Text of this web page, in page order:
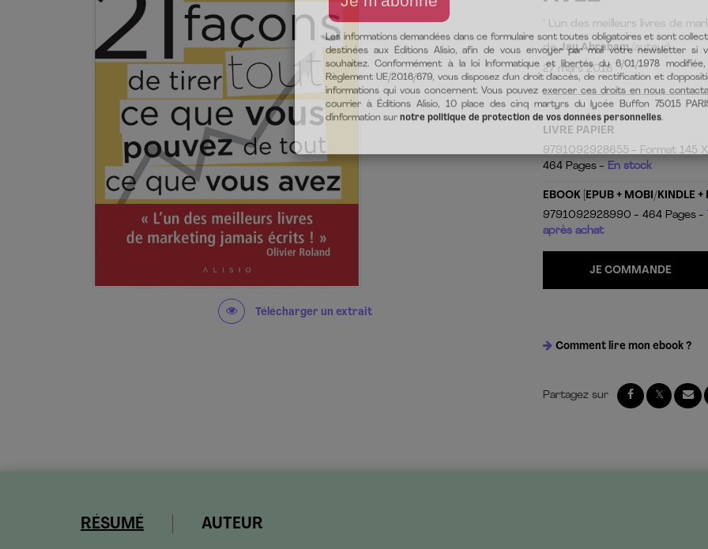
Télécharger un extrait
" L'un des meilleurs livres de
deJay Abraham(auteur)
27 mars 2018
LIVRE PAPIER
9791092928655
Format 145
464 Pages
En stock
EBOOK [EPUB + MOBI/KINDLE +
9791092928990
464 Pages
après achat
Comment lire mon ebook ?
RÉSUMÉ AUTEUR
Les informations demandées dans ce formulaire sont toutes obligatoires et sont
destinées aux Éditions Alisio, afin de vous envoyer par mail votre newsletter si
souhaitez. Conformément à la loi Informatique et libertés du 6/01/1978 modifiée,
Règlement UE/2016/679, vous disposez d'un droit d'accès, de rectification et
informations qui vous concernent. Vous pouvez exercer ces droits en nous
courrier à Éditions Alisio, 10 place des cinq martyrs du lycée Buffon 75015
notre politique de protection de vos données personnelles.